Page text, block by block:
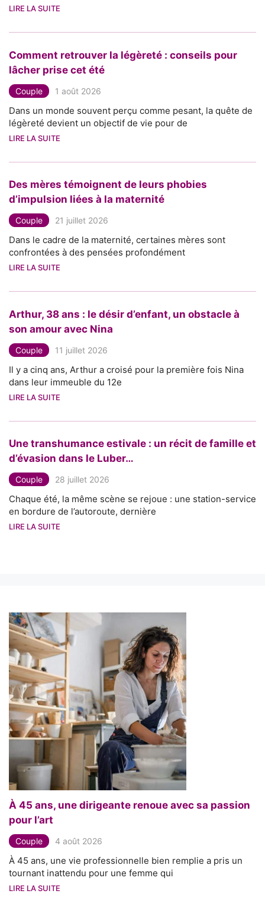
LIRE LA SUITE
Comment retrouver la légèreté : conseils pour
lâcher prise cet été
Couple 1 août 2026
Dans un monde souvent perçu comme pesant, la quête de
légèreté devient un objectif de vie pour de
LIRE LA SUITE
Des mères témoignent de leurs phobies
d’impulsion liées à la maternité
Couple 21 juillet 2026
Dans le cadre de la maternité, certaines mères sont
confrontées à des pensées profondément
LIRE LA SUITE
Arthur, 38 ans : le désir d’enfant, un obstacle à
son amour avec Nina
Couple 11 juillet 2026
Il y a cinq ans, Arthur a croisé pour la première fois Nina
dans leur immeuble du 12e
LIRE LA SUITE
Une transhumance estivale : un récit de famille et
d’évasion dans le Luber…
Couple 28 juillet 2026
Chaque été, la même scène se rejoue : une station-service
en bordure de l’autoroute, dernière
LIRE LA SUITE
À 45 ans, une dirigeante renoue avec sa passion
pour l’art
Couple 4 août 2026
À 45 ans, une vie professionnelle bien remplie a pris un
tournant inattendu pour une femme qui
LIRE LA SUITE